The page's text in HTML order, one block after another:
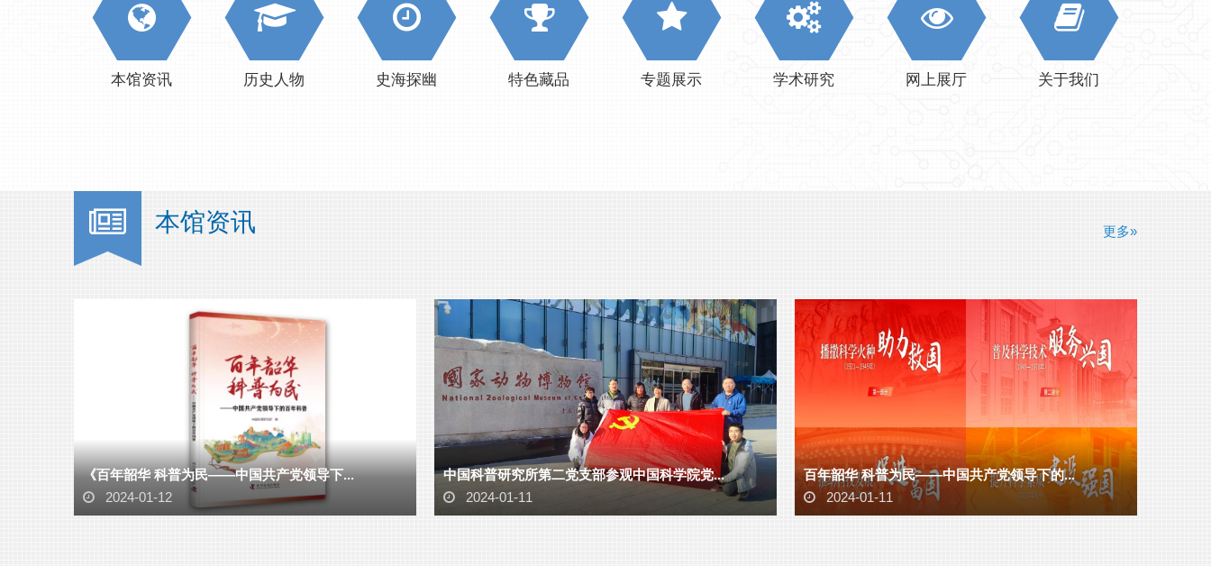
本馆资讯 历史人物 史海探幽 特色藏品 专题展示 学术研究 网上展厅 关于我们
本馆资讯 更多»
《百年韶华 科普为民——中国共产党领导下...
2024-01-12
中国科普研究所第二党支部参观中国科学院党...
2024-01-11
百年韶华 科普为民——中国共产党领导下的...
2024-01-11